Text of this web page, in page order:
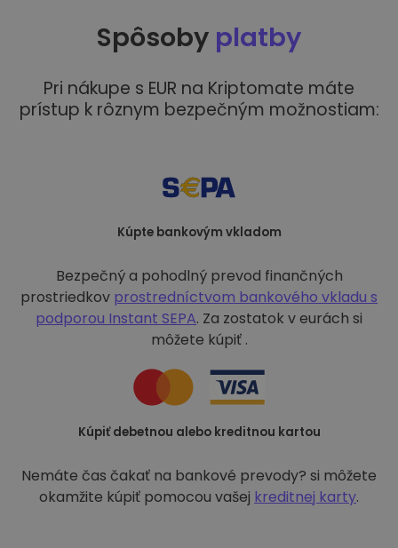
Spôsoby platby
Pri nákupe s EUR na Kriptomate máte
prístup k rôznym bezpečným možnostiam:
Kúpte bankovým vkladom
Bezpečný a pohodlný prevod finančných
prostriedkov prostredníctvom bankového vkladu s
podporou Instant SEPA. Za zostatok v eurách si
môžete kúpiť .
Kúpiť debetnou alebo kreditnou kartou
Nemáte čas čakať na bankové prevody? si môžete
okamžite kúpiť pomocou vašej kreditnej karty.